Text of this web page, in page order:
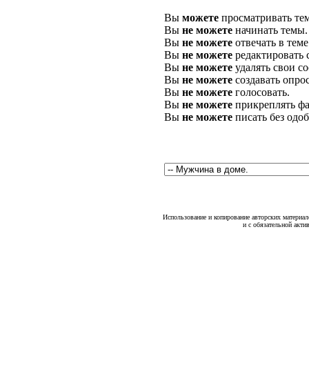
Вы можете просматривать
Вы не можете начинать темы.
Вы не можете отвечать в
Вы не можете
Вы не можете удалять свои
Вы не можете создавать
Вы не можете голосовать.
Вы не можете прикреплять
Вы не можете писать без
Использование и копирование авторских
и с обязательной